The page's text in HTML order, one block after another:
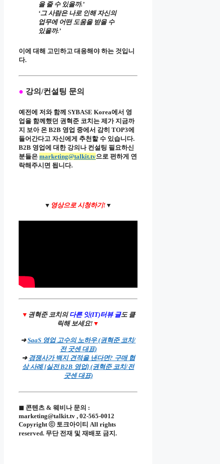
을 줄 수 있을까.’
‘그 사람은 나로 인해 자신의
업무에 어떤 도움을 받을 수
있을까.’
이에 대해 고민하고 대응해야 하는 것입니
다.
● 강의/컨설팅 문의
예전에 저와 함께 SYBASE Korea에서 영
업을 함께했던 권혁준 코치는 제가 지금까
지 보아 온 B2B 영업 중에서 감히 TOP3에
들어간다고 자신에게 추천할 수 있습니다.
B2B 영업에 대한 강의나 컨설팅 필요하신
분들은 marketing@talkit.tv으로 편하게 연
락해주시면 됩니다.
▼ 영상으로 시청하기!▼
▼ 권혁준 코치의 다른 잇(IT)터뷰 글도 클
릭해 보세요!▼
➜SaaS 영업 고수의 노하우 (권혁준 코치/
전 굿센 대표)
➜ 경쟁사가 백지 견적을 낸다면? 구매 협
상 사례 [실전 B2B 영업] (권혁준 코치/전
굿센 대표)
◼ 콘텐츠 & 웨비나 문의 :
marketing@talkit.tv , 02-565-0012
Copyright ⓒ 토크아이티 All rights
reserved. 무단 전재 및 재배포 금지.